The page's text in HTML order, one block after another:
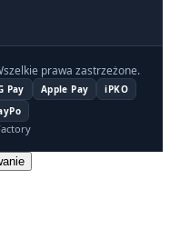
prawa zastrzeżone.
Pay Apple Pay
iPKO